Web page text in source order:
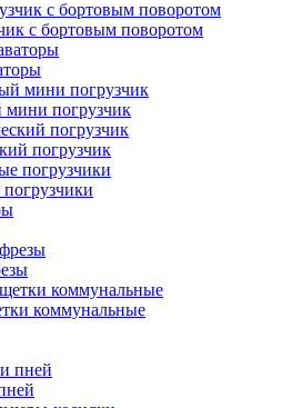
с бортовым поворотом
погрузчик
погрузчик
коммунальные